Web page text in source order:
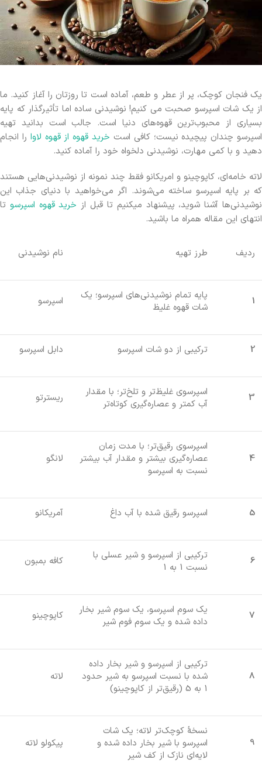
یک فنجان کوچک، پر از عطر و طعم، آماده است تا روزتان را آغاز کنید. ما
از یک شات اسپرسو صحبت می کنیم! نوشیدنی‌ ساده اما تأثیرگذار که پایه
بسیاری از محبوب‌ترین قهوه‌های دنیا است. جالب است بدانید تهیه
اسپرسو چندان پیچیده نیست؛ کافی است خرید قهوه از قهوه لاوا را انجام
دهید و با کمی مهارت، نوشیدنی دلخواه خود را آماده کنید.
لاته خامه‌ای، کاپوچینو و ‌امریکانو فقط چند نمونه از نوشیدنی‌هایی هستند
که بر پایه اسپرسو ساخته می‌شوند. اگر می‌خواهید با دنیای جذاب این
نوشیدنی‌ها آشنا شوید، پیشنهاد میکنیم تا قبل از خرید قهوه اسپرسو تا
انتهای این مقاله همراه ما باشید.
ردیف طرز تهیه نام نوشیدنی
1
پایه تمام نوشیدنی‌های اسپرسو؛ یک
شات قهوه غلیظ
اسپرسو
2 ترکیبی از دو شات اسپرسو دابل اسپرسو
3
اسپرسوی غلیظ‌تر و تلخ‌تر؛ با مقدار
آب کمتر و عصاره‌گیری کوتاه‌تر
ریسترتو
4
اسپرسوی رقیق‌تر؛ با مدت زمان
عصاره‌گیری بیشتر و مقدار آب بیشتر
نسبت به اسپرسو
لانگو
5 اسپرسو رقیق شده با آب داغ آمریکانو
6
ترکیبی از اسپرسو و شیر عسلی با
نسبت 1 به 1
کافه بمبون
7
یک سوم اسپرسو، یک سوم شیر بخار
داده شده و یک سوم فوم شیر
کاپوچینو
8
ترکیبی از اسپرسو و شیر بخار داده
شده با نسبت اسپرسو به شیر حدود
1 به 5 (رقیق‌تر از کاپوچینو)
لاته
9
نسخۀ کوچک‌تر لاته؛ یک شات
اسپرسو با شیر بخار داده شده و
لایه‌ای نازک از کف شیر
پیکولو لاته